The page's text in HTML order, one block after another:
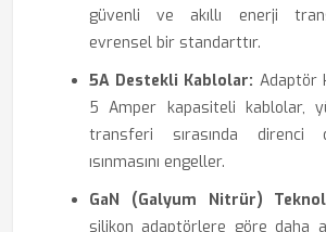
güvenli ve akıllı enerji
evrensel bir standarttır.
5A Destekli Kablolar: Adaptör
5 Amper kapasiteli kablolar,
transferi sırasında direnci
ısınmasını engeller.
GaN (Galyum Nitrür)
silikon adaptörlere göre daha